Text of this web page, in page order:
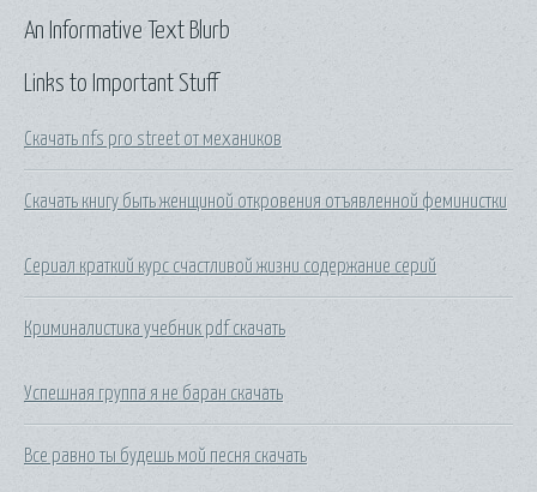
Links to Important Stuff
Скачать nfs pro street от механиков
Скачать книгу быть женщиной откровения отъявленной феминистки
Сериал краткий курс счастливой жизни содержание серий
Криминалистика учебник pdf скачать
Успешная группа я не баран скачать
Все равно ты будешь мой песня скачать
An Informative Text Blurb